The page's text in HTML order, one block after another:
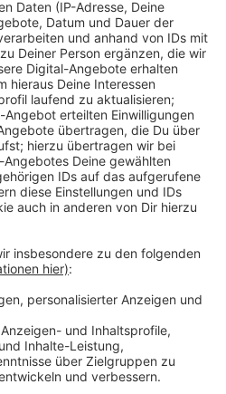
mit großer Zustimmung
und der CDU und hat
gesetzt. Bis zum Ende
er der Stadt und der
mit voller Kraft weiter
CDU Münster startet
Nachfolgekandidatur für
unverzüglich.
Kreisvorstand die
unter
ist es, den CDU-
2024 einen
unterbreiten.
Nacke)